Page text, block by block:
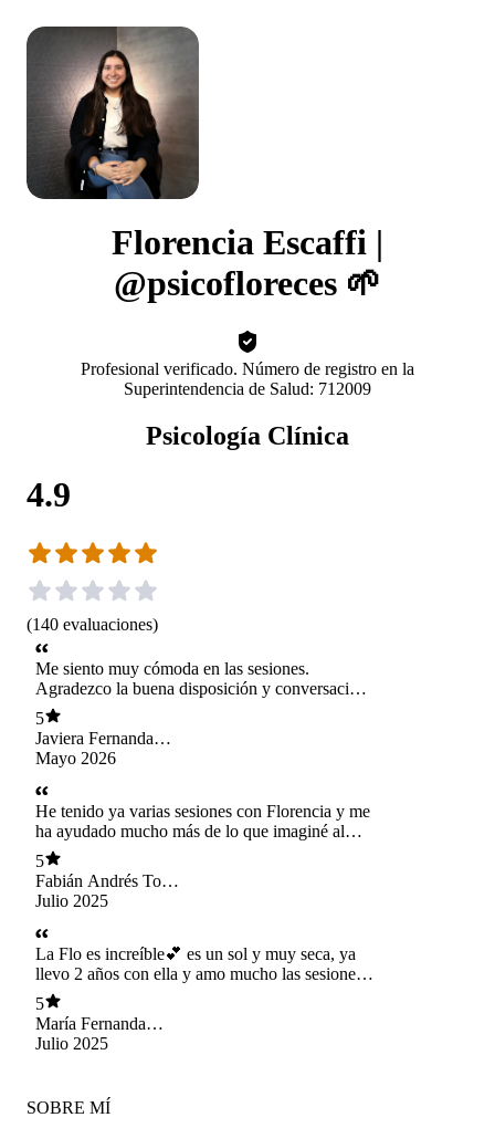
Florencia Escaffi |
@psicofloreces 🌱
Profesional verificado. Número de registro en la
Superintendencia de Salud: 712009
Psicología Clínica
4.9
(140 evaluaciones)
Me siento muy cómoda en las sesiones.
Agradezco la buena disposición y conversación
grata que se genera. Me siento escuchada y eso
es muy importante.
5
Javiera Fernanda
Méndez Romo
Mayo 2026
He tenido ya varias sesiones con Florencia y me
ha ayudado mucho más de lo que imaginé al
comenzar. Estoy profundamente agradecido de
haber encontrado a una profesional con la que
realmente logré conectar, sentirme escuchado y
con quien me sentí en confianza para abrir mis
pensamientos.
5
Fabián Andrés Toro
Bermúdez
Julio 2025
La Flo es increíble💕 es un sol y muy seca, ya
llevo 2 años con ella y amo mucho las sesiones,
me ha ayudado un montón y me ha entregado
herramientas para saber enfrentar situaciones,
tkm a la Flo
5
María Fernanda
Rocco Frigerio
Julio 2025
SOBRE MÍ